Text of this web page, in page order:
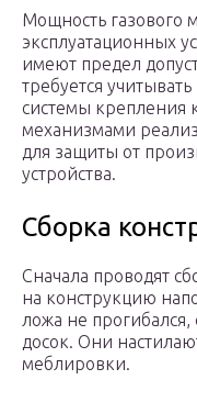
Мощность газового
эксплуатационных
имеют предел
требуется
системы крепления
механизмами
для защиты от
устройства.
Сборка
Сначала проводят
на конструкцию
ложа не
досок. Они
меблировки.